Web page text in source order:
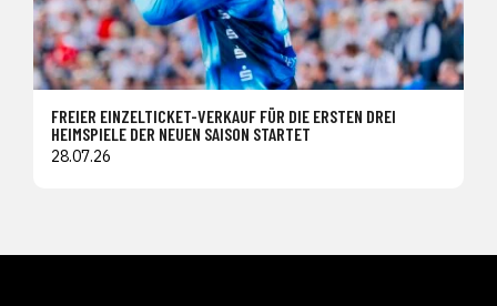
FREIER EINZELTICKET-VERKAUF FÜR DIE ERSTEN DREI
HEIMSPIELE DER NEUEN SAISON STARTET
28.07.26